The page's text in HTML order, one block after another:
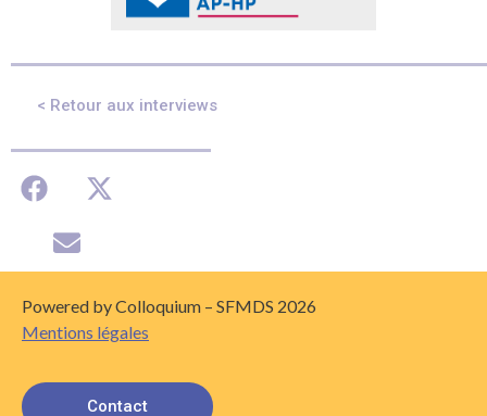
< Retour aux interviews
Powered by Colloquium – SFMDS 2026
Mentions légales
Contact